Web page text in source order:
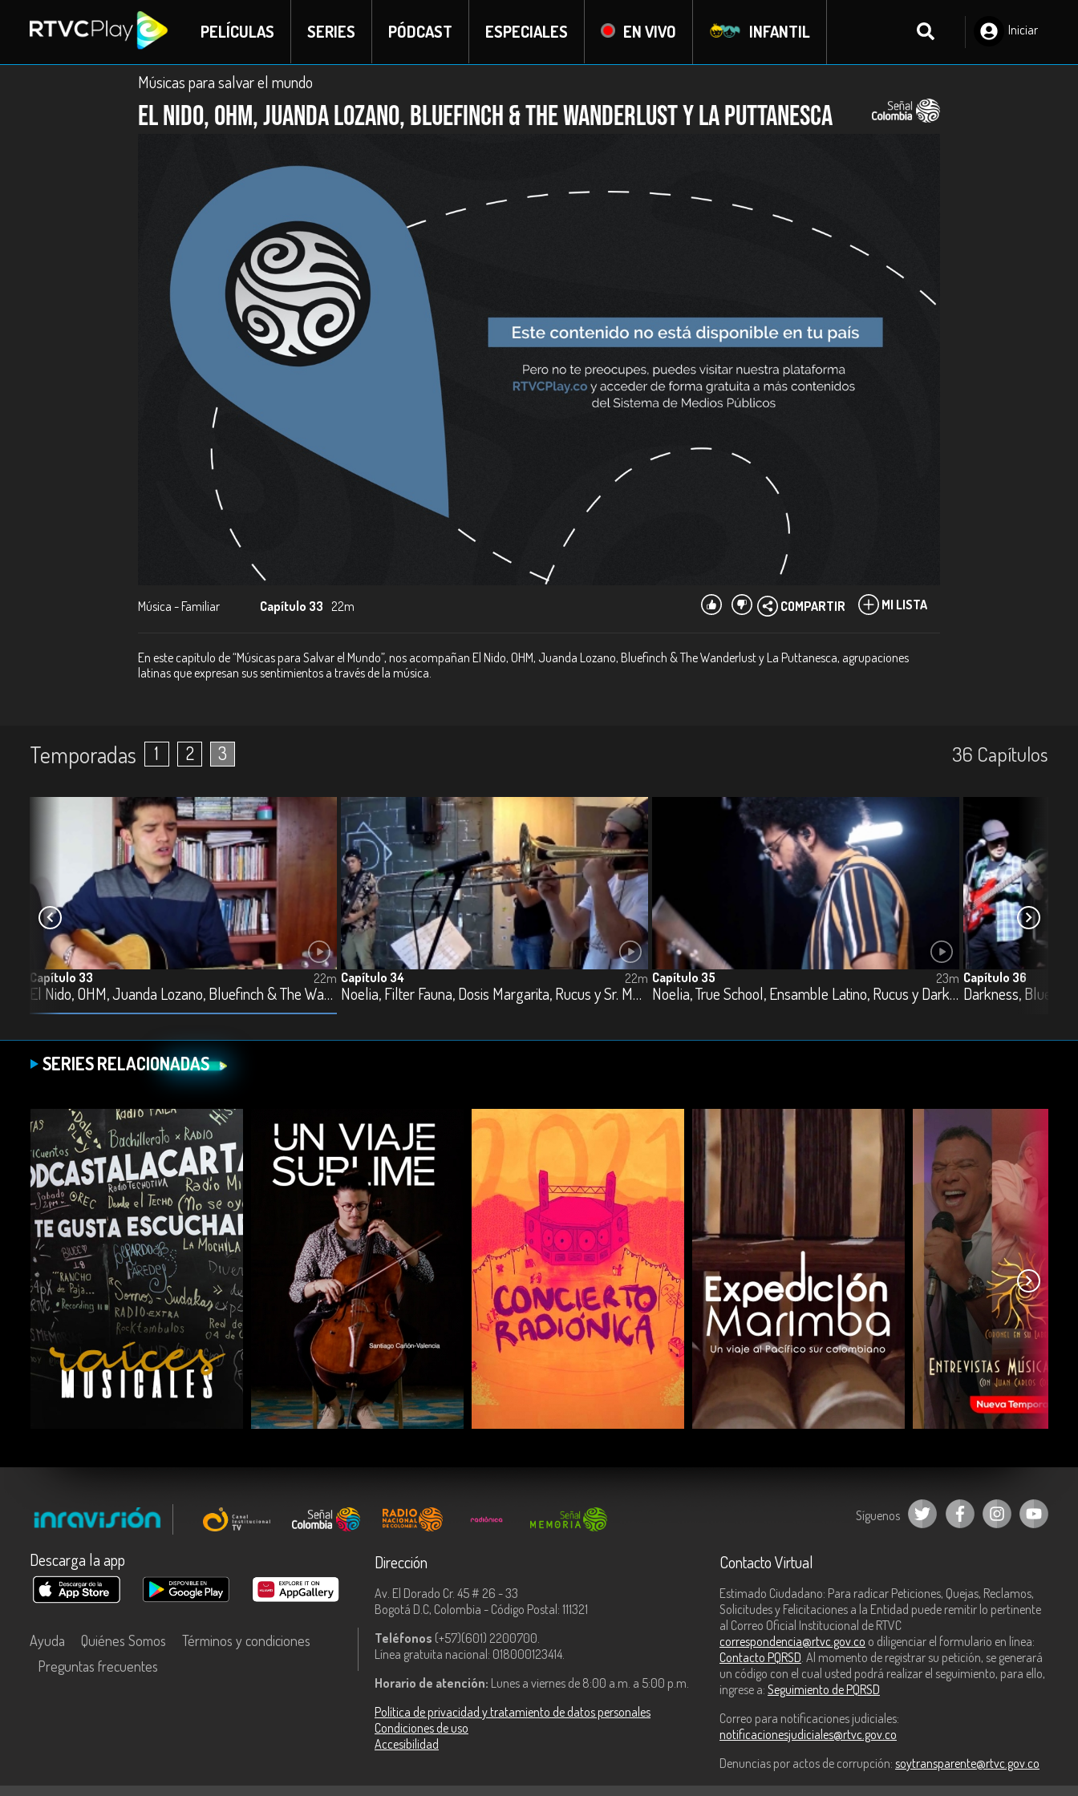
PELÍCULAS SERIES PÓDCAST ESPECIALES EN VIVO INFANTIL
Iniciar
Músicas para salvar el mundo
El Nido, OHM, Juanda Lozano, Bluefinch & The Wanderlust y La Puttanesca
Música - Familiar Capítulo 33 22m MI LISTA
COMPARTIR
En este capítulo de “Músicas para Salvar el Mundo”, nos acompañan El Nido, OHM, Juanda Lozano, Bluefinch & The Wanderlust y La Puttanesca, agrupaciones
latinas que expresan sus sentimientos a través de la música.
Temporadas 1 2 3 36 Capí­tulos
Capítulo 33
El Nido, OHM, Juanda Lozano, Bluefinch & The Wanderlust y La Puttanesca
22m Capítulo 34
Noelia, Filter Fauna, Dosis Margarita, Rucus y Sr. Moskato
22m Capítulo 35
Noelia, True School, Ensamble Latino, Rucus y Darkness
23m Capítulo 36
SERIES RELACIONADAS
COMPARTIR COMPARTIR COMPARTIR
Síguenos
Descarga la app
Ayuda Quiénes Somos
Términos y condiciones
Preguntas frecuentes
Dirección
Av. El Dorado Cr. 45 # 26 - 33
Bogotá D.C, Colombia - Código Postal: 111321
Teléfonos (+57)(601) 2200700.
Línea gratuita nacional: 018000123414.
Horario de atención: Lunes a viernes de 8:00 a.m. a 5:00 p.m.
Política de privacidad y tratamiento de datos personales
Condiciones de uso
Accesibilidad
Contacto Virtual
Estimado Ciudadano: Para radicar Peticiones, Quejas, Reclamos,
Solicitudes y Felicitaciones a la Entidad puede remitir lo pertinente
al Correo Oficial Institucional de RTVC
correspondencia@rtvc.gov.co o diligenciar el formulario en línea:
Contacto PQRSD . Al momento de registrar su petición, se generará
un código con el cual usted podrá realizar el seguimiento, para ello,
ingrese a: Seguimiento de PQRSD
Correo para notificaciones judiciales:
notificacionesjudiciales@rtvc.gov.co
Denuncias por actos de corrupción: soytransparente@rtvc.gov.co